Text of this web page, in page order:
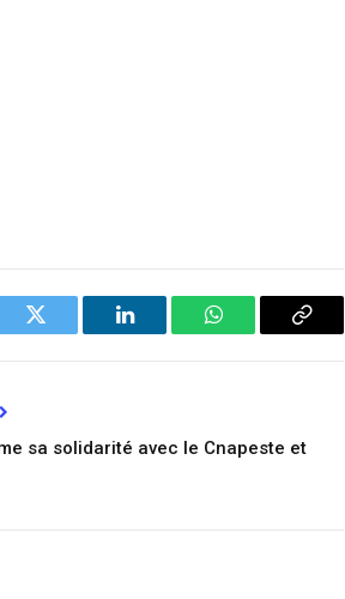
Twitter LinkedIn WhatsAppCopy
sa solidarité avec le Cnapeste et